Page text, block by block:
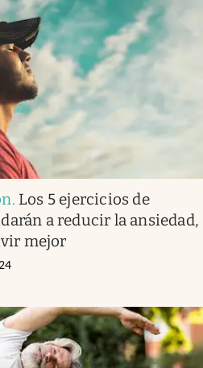
. Los 5 ejercicios de
a reducir la ansiedad,
mejor